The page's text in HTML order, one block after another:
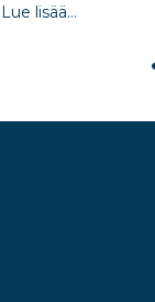
Lue lisää...